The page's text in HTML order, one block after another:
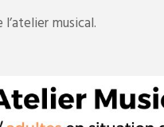
musical.